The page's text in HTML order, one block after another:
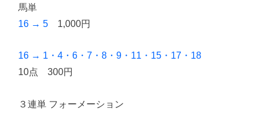
馬単
16 → 5 1,000円
16 → 1・4・6・7・8・9・11・15・17・18
10点 300円
３連単 フォーメーション